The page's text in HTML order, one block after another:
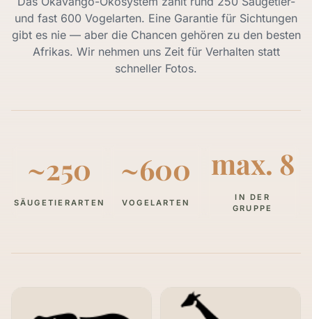
und fast 600 Vogelarten. Eine Garantie für Sichtungen
gibt es nie — aber die Chancen gehören zu den besten
Afrikas. Wir nehmen uns Zeit für Verhalten statt
schneller Fotos.
~250
SÄUGETIERARTEN
~600
VOGELARTEN
max. 8
IN DER
GRUPPE